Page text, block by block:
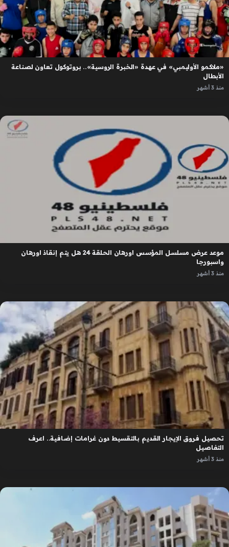
«ملاكمو الأوليمبي» في عهدة «الخبرة الروسية».. بروتوكول تعاون لصناعة
الأبطال
منذ 3 أشهر
موعد عرض مسلسل المؤسس اورهان الحلقة 24 هل يتم إنقاذ اورهان
واسبورجا
منذ 3 أشهر
تحصيل فروق الإيجار القديم بالتقسيط دون غرامات إضافية.. اعرف
التفاصيل
منذ 3 أشهر